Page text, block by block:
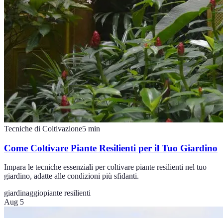
Tecniche di Coltivazione5 min
Come Coltivare Piante Resilienti per il Tuo Giardino
Impara le tecniche essenziali per coltivare piante resilienti nel tuo
giardino, adatte alle condizioni più sfidanti.
giardinaggiopiante resilienti
Aug 5